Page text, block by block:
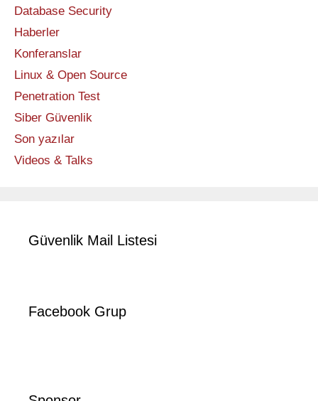
Database Security
Haberler
Konferanslar
Linux & Open Source
Penetration Test
Siber Güvenlik
Son yazılar
Videos & Talks
Güvenlik Mail Listesi
Facebook Grup